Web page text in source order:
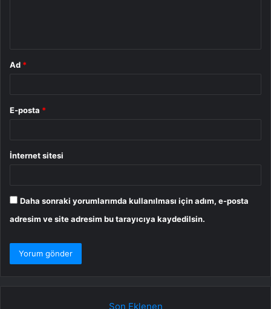
Ad *
E-posta *
İnternet sitesi
Daha sonraki yorumlarımda kullanılması için adım, e-posta
adresim ve site adresim bu tarayıcıya kaydedilsin.
Son Eklenen